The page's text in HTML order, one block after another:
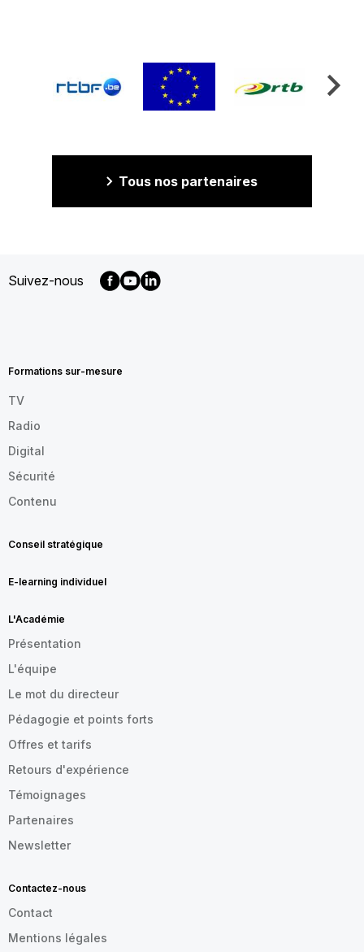
Tous nos partenaires
Suivez-nous
FR
Formations sur-mesure
TV
Radio
Digital
Sécurité
Contenu
Conseil stratégique
E-learning individuel
L'Académie
Présentation
L'équipe
Le mot du directeur
Pédagogie et points forts
Offres et tarifs
Retours d'expérience
Témoignages
Partenaires
Newsletter
Contactez-nous
Contact
Mentions légales